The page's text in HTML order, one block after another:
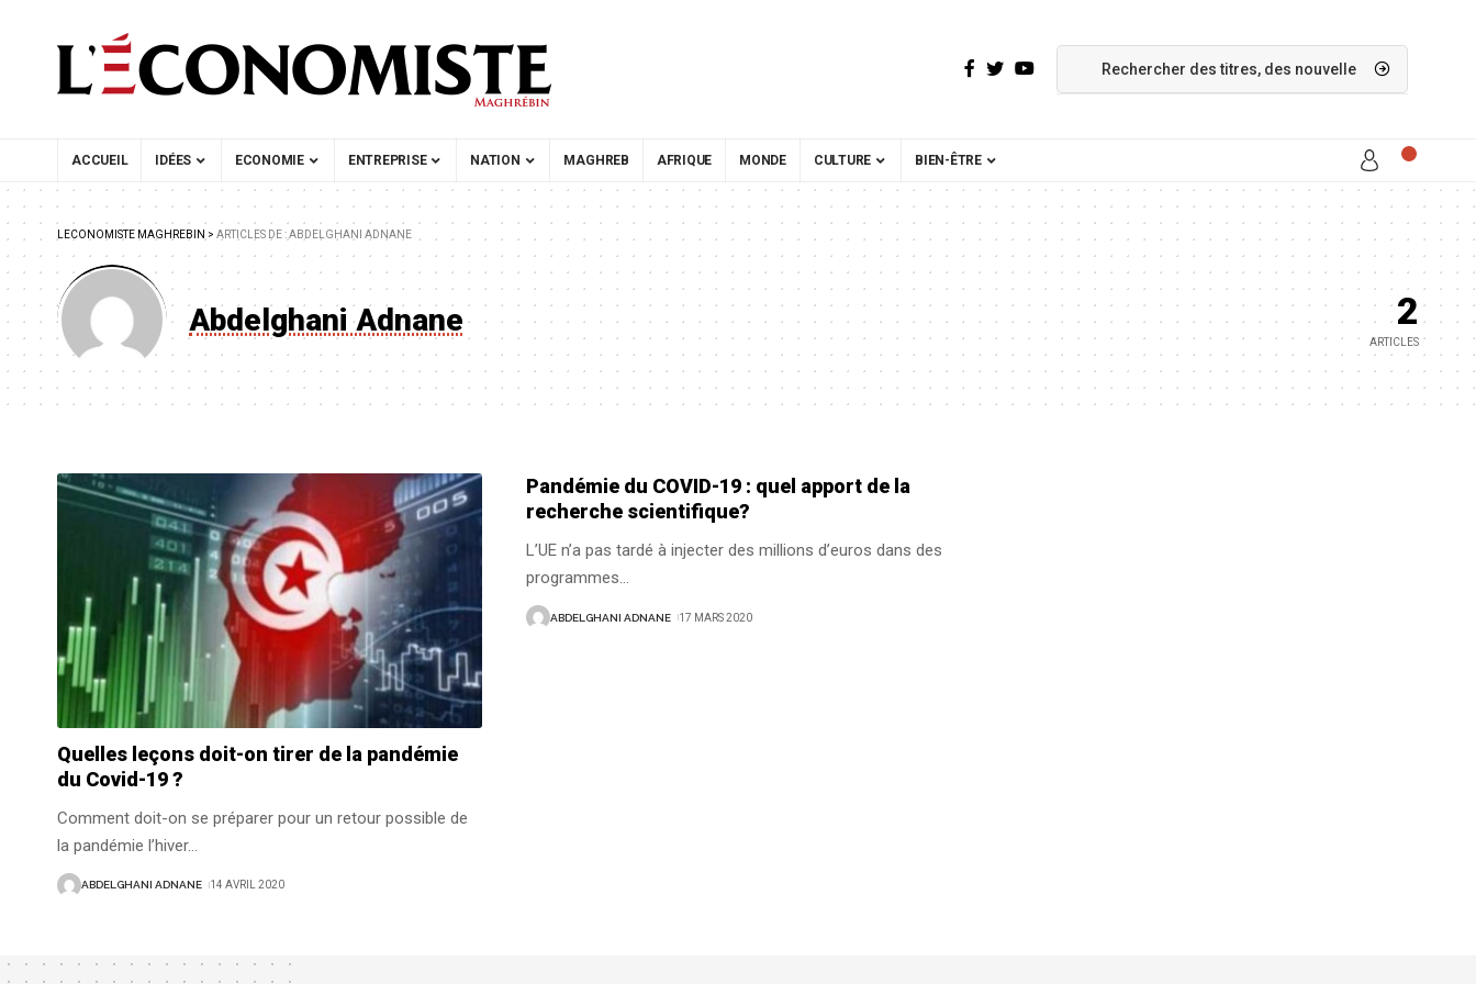
ACCUEIL IDÉES ECONOMIE ENTREPRISE NATION MAGHREB AFRIQUE MONDE CULTURE BIEN-ÊTRE
LECONOMISTE MAGHREBIN > ARTICLES DE : ABDELGHANI ADNANE
Abdelghani Adnane 2
ARTICLES
Quelles leçons doit-on tirer de la pandémie
du Covid-19 ?
Comment doit-on se préparer pour un retour possible de
la pandémie l’hiver…
ABDELGHANI ADNANE 14 AVRIL 2020
Pandémie du COVID-19 : quel apport de la
recherche scientifique?
L’UE n’a pas tardé à injecter des millions d’euros dans des
programmes…
ABDELGHANI ADNANE 17 MARS 2020